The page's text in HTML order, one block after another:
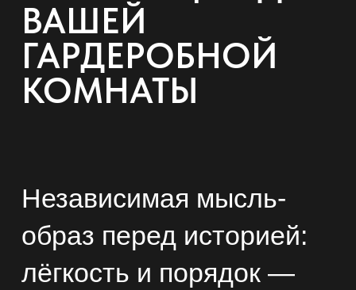
ВАШЕЙ
ГАРДЕРОБНОЙ
КОМНАТЫ
Независимая мысль-
образ перед историей:
лёгкость и порядок —